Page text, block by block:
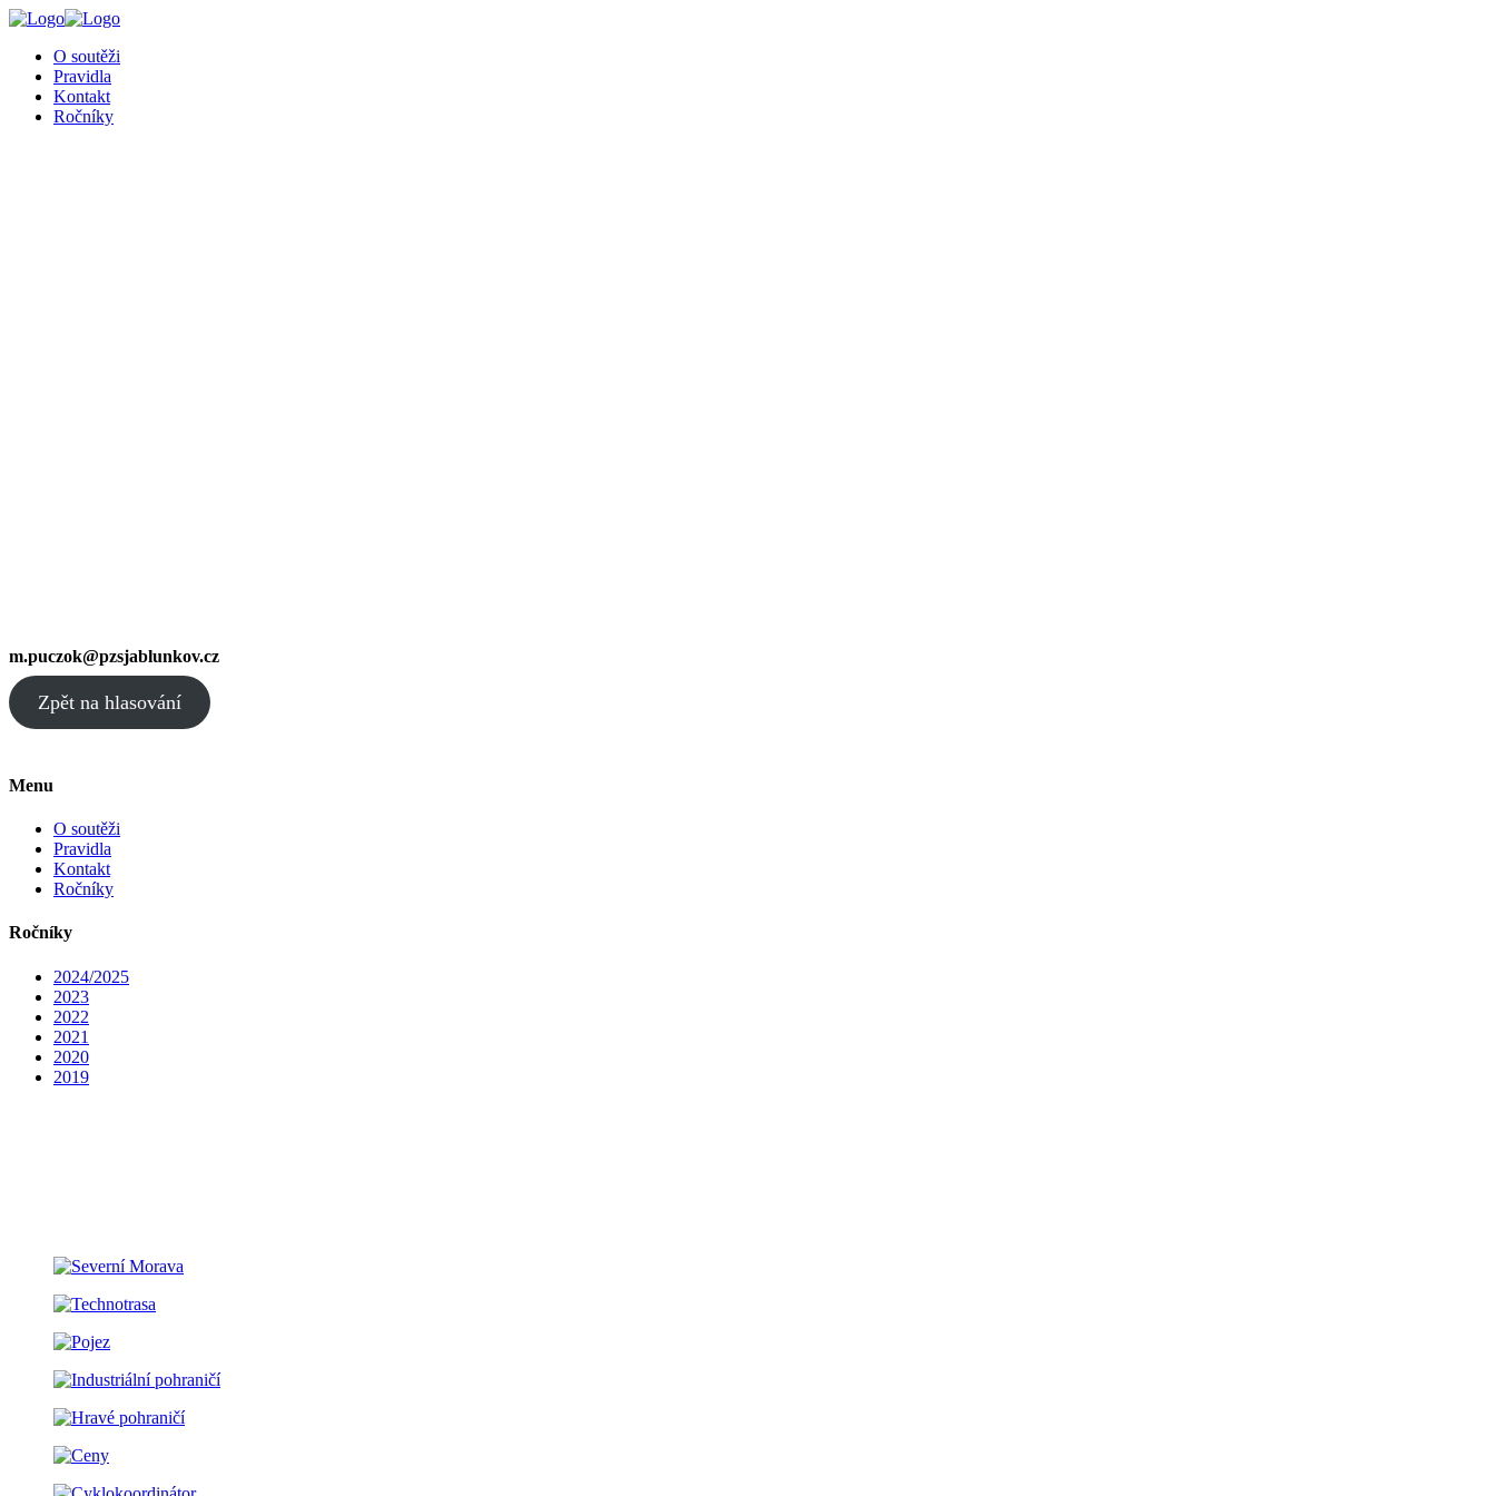
O soutěži
Pravidla
Kontakt
Ročníky
m.puczok@pzsjablunkov.cz
Zpět na hlasování
Menu
O soutěži
Pravidla
Kontakt
Ročníky
Ročníky
2024/2025
2023
2022
2021
2020
2019